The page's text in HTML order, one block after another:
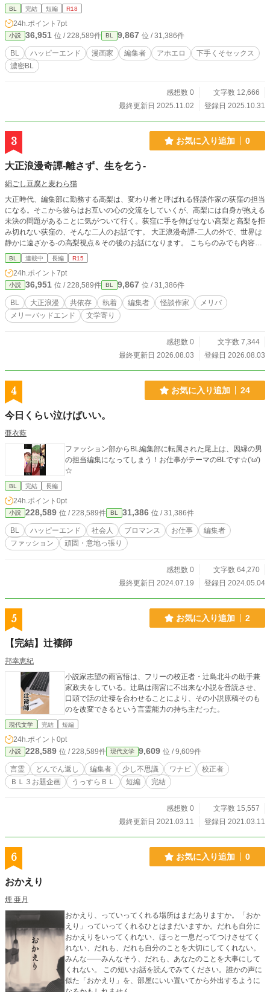
BL 完結 短編 R18
24h.ポイント 7pt
小説 36,951 位 / 228,589件 BL 9,867 位 / 31,386件
BL ハッピーエンド 漫画家 編集者 アホエロ
下手くそセックス
濃密BL
感想数 0
文字数 12,666
最終更新日 2025.11.02
登録日 2025.10.31
3 お気に入り追加 0
大正浪漫奇譚-離さず、生を乞う-
絹ごし豆腐と麦わら猫
大正時代、編集部に勤務する高梨は、変わり者と呼ばれる怪談作家の荻窪の担当
になる。そこから彼らはお互いの心の交流をしていくが、高梨には自身が抱える
未決の問題があることに気がついて行く。荻窪に手を伸ばせない高梨と高梨を拒
み切れない荻窪の、そんな二人のお話です。 大正浪漫奇譚-二人の外で、世界は
静かに遠ざかる-の高梨視点＆その後のお話になります。 こちらのみでも内容は
成り立っておりますが、両方合わせるとお互いの心の動きがより一層深まること
になるかもしれません。
BL 連載中 長編 R15
24h.ポイント 7pt
小説 36,951 位 / 228,589件 BL 9,867 位 / 31,386件
BL 大正浪漫 共依存 執着 編集者 怪談作家
メリバ
メリーバッドエンド
文学寄り
感想数 0
文字数 7,344
最終更新日 2026.08.03
登録日 2026.08.03
4 お気に入り追加 24
今日くらい泣けばいい。
亜衣藍
ファッション部からBL編集部に転属された尾上は、因縁の男
の担当編集になってしまう！お仕事がテーマのBLです☆('ω')
☆
BL 完結 長編
24h.ポイント 0pt
小説 228,589 位 / 228,589件 BL 31,386 位 / 31,386件
BL ハッピーエンド 社会人 ブロマンス お仕事
編集者
ファッション
頑固・意地っ張り
感想数 0
文字数 64,270
最終更新日 2024.07.19
登録日 2024.05.04
5 お気に入り追加 2
【完結】辻褄師
邦幸恵紀
小説家志望の雨宮悟は、フリーの校正者・辻島北斗の助手兼
家政夫をしている。辻島は雨宮に不出来な小説を音読させ、
口頭で話の辻褄を合わせることにより、その小説原稿そのも
のを改変できるという言霊能力の持ち主だった。
現代文学 完結 短編
24h.ポイント 0pt
小説 228,589 位 / 228,589件 現代文学 9,609 位 / 9,609件
言霊 どんでん返し 編集者 少し不思議 ワナビ
校正者
ＢＬ３お題企画
うっすらＢＬ 短編 完結
感想数 0
文字数 15,557
最終更新日 2021.03.11
登録日 2021.03.11
6 お気に入り追加 0
おかえり
煙 亜月
おかえり、っていってくれる場所はまだありますか。「おか
えり」っていってくれるひとはまだいますか。だれも自分に
おかえりをいってくれない、ほっと一息だってつけさせてく
れない、だれも、だれも自分のことを大切にしてくれない。
みんな——みんなそう、だれも、あなたのことを大事にして
くれない。 この短いお話を読んでみてください。誰かの声に
似た「おかえり」を、部屋にいい置いてから外出するように